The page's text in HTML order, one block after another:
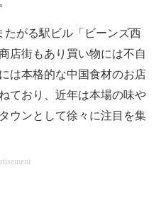
がる駅ビル「ビーンズ西
店街もあり買い物には不自
は本格的な中国食材のお店
ており、近年は本場の味や
ウンとして徐々に注目を集